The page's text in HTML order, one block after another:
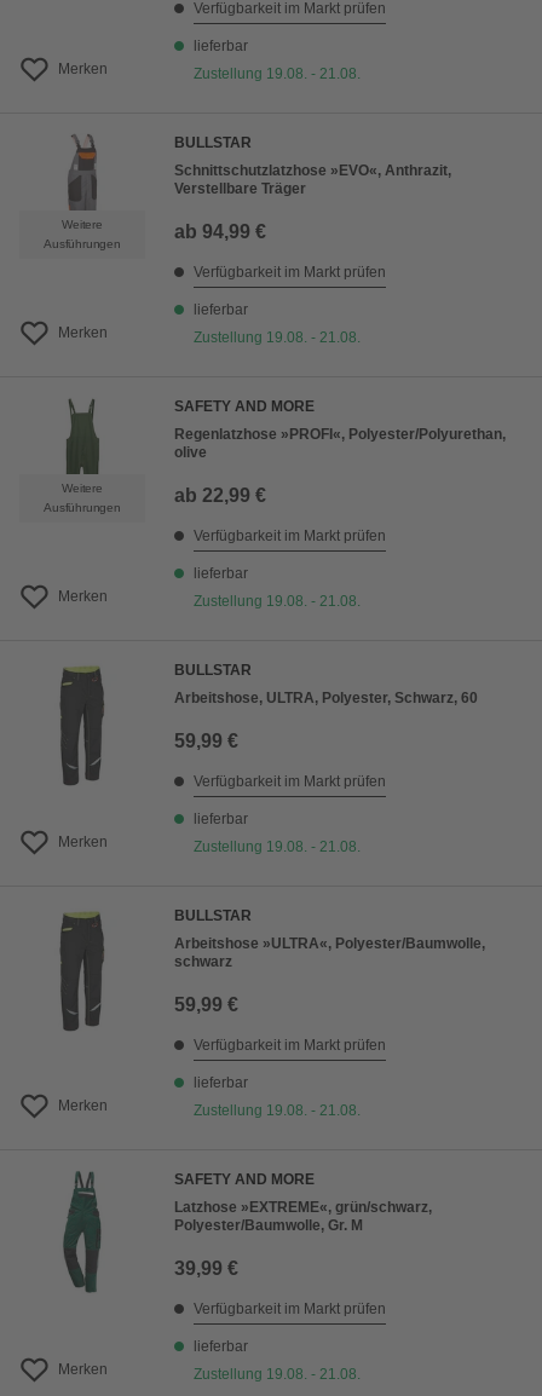
Merken
Verfügbarkeit im Markt prüfen
lieferbar
Zustellung 19.08. - 21.08.
Weitere
Ausführungen
Merken
BULLSTAR
Schnittschutzlatzhose »EVO«, Anthrazit,
Verstellbare Träger
ab 94,99 €
Verfügbarkeit im Markt prüfen
lieferbar
Zustellung 19.08. - 21.08.
Weitere
Ausführungen
Merken
SAFETY AND MORE
Regenlatzhose »PROFI«, Polyester/Polyurethan,
olive
ab 22,99 €
Verfügbarkeit im Markt prüfen
lieferbar
Zustellung 19.08. - 21.08.
Merken
BULLSTAR
Arbeitshose, ULTRA, Polyester, Schwarz, 60
59,99 €
Verfügbarkeit im Markt prüfen
lieferbar
Zustellung 19.08. - 21.08.
Merken
BULLSTAR
Arbeitshose »ULTRA«, Polyester/Baumwolle,
schwarz
59,99 €
Verfügbarkeit im Markt prüfen
lieferbar
Zustellung 19.08. - 21.08.
Merken
SAFETY AND MORE
Latzhose »EXTREME«, grün/schwarz,
Polyester/Baumwolle, Gr. M
39,99 €
Verfügbarkeit im Markt prüfen
lieferbar
Zustellung 19.08. - 21.08.